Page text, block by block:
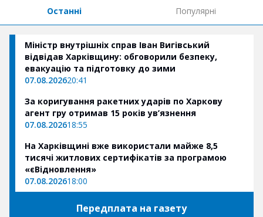
Останні Популярні
Міністр внутрішніх справ Іван Вигівський
відвідав Харківщину: обговорили безпеку,
евакуацію та підготовку до зими
07.08.202620:41
За коригування ракетних ударів по Харкову
агент гру отримав 15 років ув’язнення
07.08.202618:55
На Харківщині вже використали майже 8,5
тисячі житлових сертифікатів за програмою
«єВідновлення»
07.08.202618:00
Передплата на газету